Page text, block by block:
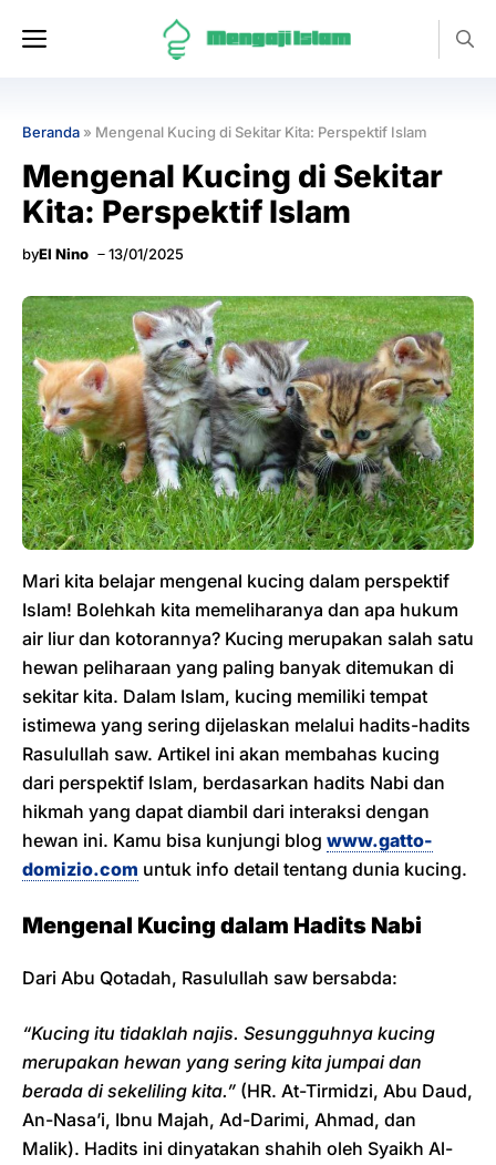
Menu
Beranda » Mengenal Kucing di Sekitar Kita: Perspektif Islam
Mengenal Kucing di Sekitar
Kita: Perspektif Islam
byEl Nino 13/01/2025
Mari kita belajar mengenal kucing dalam perspektif
Islam! Bolehkah kita memeliharanya dan apa hukum
air liur dan kotorannya? Kucing merupakan salah satu
hewan peliharaan yang paling banyak ditemukan di
sekitar kita. Dalam Islam, kucing memiliki tempat
istimewa yang sering dijelaskan melalui hadits-hadits
Rasulullah saw. Artikel ini akan membahas kucing
dari perspektif Islam, berdasarkan hadits Nabi dan
hikmah yang dapat diambil dari interaksi dengan
hewan ini. Kamu bisa kunjungi blog www.gatto-
domizio.com untuk info detail tentang dunia kucing.
Mengenal Kucing dalam Hadits Nabi
Dari Abu Qotadah, Rasulullah saw bersabda:
“Kucing itu tidaklah najis. Sesungguhnya kucing
merupakan hewan yang sering kita jumpai dan
berada di sekeliling kita.” (HR. At-Tirmidzi, Abu Daud,
An-Nasa’i, Ibnu Majah, Ad-Darimi, Ahmad, dan
Malik). Hadits ini dinyatakan shahih oleh Syaikh Al-